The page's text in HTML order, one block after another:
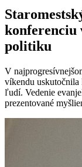
konferenciu
politiku
V
víkendu uskutočnila
ľudí. Vedenie
prezentované